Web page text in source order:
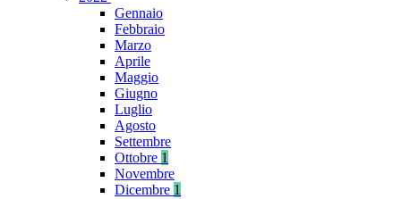
Gennaio
Febbraio
Marzo
Aprile
Maggio
Giugno
Luglio
Agosto
Settembre
Ottobre 1
Novembre
Dicembre 1